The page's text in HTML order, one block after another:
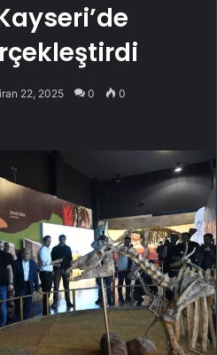
22, 2025 0 0